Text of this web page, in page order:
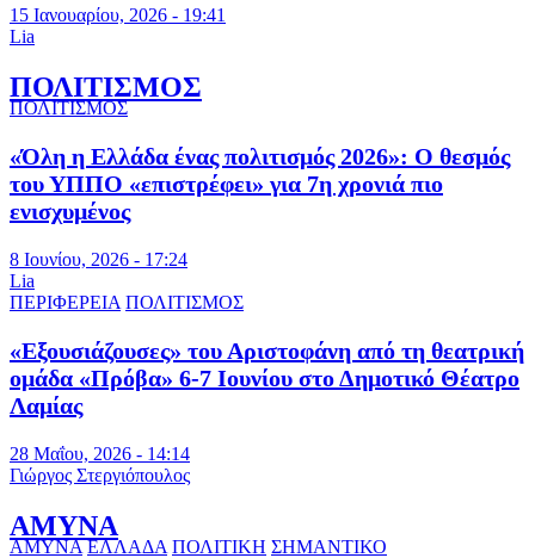
15 Ιανουαρίου, 2026 - 19:41
Lia
ΠΟΛΙΤΙΣΜΟΣ
ΠΟΛΙΤΙΣΜΟΣ
«Όλη η Ελλάδα ένας πολιτισμός 2026»: Ο θεσμός
του ΥΠΠΟ «επιστρέφει» για 7η χρονιά πιο
ενισχυμένος
8 Ιουνίου, 2026 - 17:24
Lia
ΠΕΡΙΦΕΡΕΙΑ ΠΟΛΙΤΙΣΜΟΣ
«Εξουσιάζουσες» του Αριστοφάνη από τη θεατρική
ομάδα «Πρόβα» 6-7 Ιουνίου στο Δημοτικό Θέατρο
Λαμίας
28 Μαΐου, 2026 - 14:14
Γιώργος Στεργιόπουλος
ΑΜΥΝΑ
ΑΜΥΝΑ ΕΛΛΑΔΑ ΠΟΛΙΤΙΚΗ ΣΗΜΑΝΤΙΚΟ